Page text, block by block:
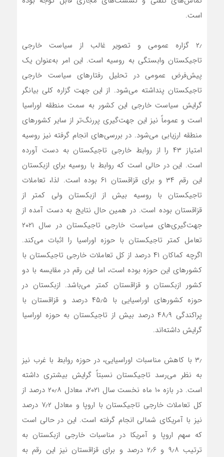
است.
۲٫ گزاره‌ عمومی و تصویر غالب از سیاست خارجی
تاجیکستان وابستگی به روسیه است. این امر به‌عنوان یک
پیش‌فرض عمومی در تحلیل رفتارهای سیاست خارجی
تاجیکستان پنداشته می‌شود. از این جهت گزاره کلی بیانگر
گرایش سیاست خارجی این کشور به سمت منطقه اوراسیا
است و عموماً نیز این جهت‌گیری پررنگ‌تر از سایر کشورهای
منطقه ارزیابی می‌شود. در بررسی‌های انجام گرفته نیز روسیه
امتیاز ۴۳ را از روابط خارجی تاجیکستان به دست آورده
است. این در حالی است که روابط با روسیه برای ازبکستان
این رقم ۳۴ و برای قزاقستان ۶۱ بوده است. لذا، تعاملات
تاجیکستان با روسیه بیش از ازبکستان ولی کمتر از
قزاقستان بوده است. در همین حال نتایج به دست آمده از
جهت‌گیری‌های سیاست خارجی تاجیکستان در سال ۲۰۲۱
تعامل کمتر تاجیکستان با حوزه اوراسیا را اثبات می‌کند.
اگرچه کماکان ۴۱ درصد از کل تعاملات خارجی تاجیکستان با
کشورهای این حوزه بوده است، اما این رقم در مقایسه با دو
کشور ازبکستان و قزاقستان کمتر می‌باشد. ازبکستان در
حوزه کشورهای اوراسیایی با ۴۵٫۵ درصد و قزاقستان با
پراکندگی ۴۸٫۹ درصد بیش از تاجیکستان به حوزه اوراسیا
گرایش داشته‌اند.
۳٫ با کاهش مناسبات اوراسیایی، در حوزه روابط با غرب نیز
به نظر می‌رسد تاجیکستان نسبتاً گرایش بیشتری داشته
است. در بازه ۱۰ ماه نخست سال ۲۰۲۱، معادل ۲۰٫۸ درصد از
کل تعاملات خارجی تاجیکستان با اروپا و معادل ۷٫۲ درصد
نیز با آمریکای شمالی انجام گرفته است. این در حالی است
که سهم اروپا و آمریکا در مناسبات خارجی ازبکستان به
ترتیب ۹٫۸ و ۲٫۶ درصد و برای قزاقستان نیز این رقم به